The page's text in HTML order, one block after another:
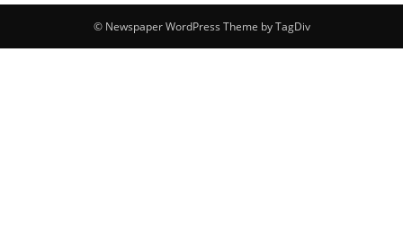
© Newspaper WordPress Theme by TagDiv